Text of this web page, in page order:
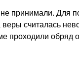
не принимали. Для
веры считалась
проходили обряд